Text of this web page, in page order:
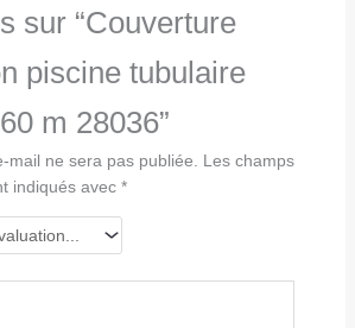
sur “Couverture
piscine tubulaire
m 28036”
mail ne sera pas publiée.
Les champs
indiqués avec *